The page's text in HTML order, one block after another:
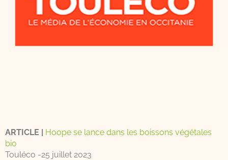
ARTICLE | Hoope se lance dans les boissons végétales
bio
Touléco -25 juillet 2023